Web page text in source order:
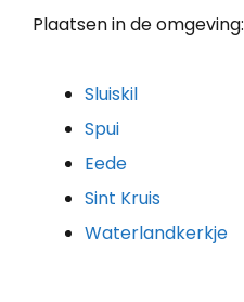
Plaatsen in de omgeving:
Sluiskil
Spui
Eede
Sint Kruis
Waterlandkerkje